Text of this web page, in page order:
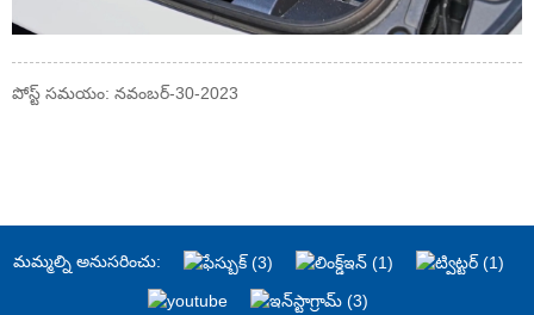
పోస్ట్ సమయం: నవంబర్-30-2023
మమ్మల్ని అనుసరించు: